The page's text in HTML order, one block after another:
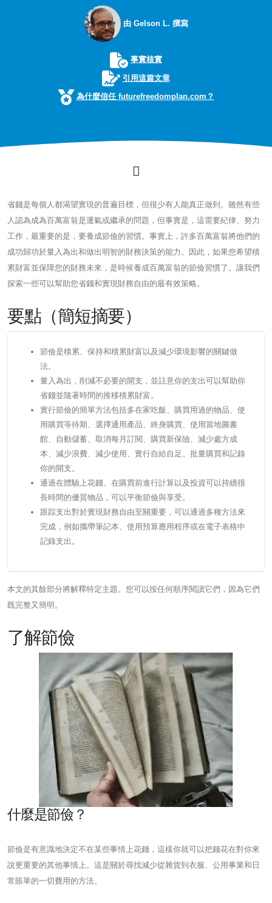
由 Gelson L. 撰寫
事實核實
引用這篇文章
為什麼信任 futurefreedomplan.com？
省錢是每個人都渴望實現的普遍目標，但很少有人能真正做到。雖然有些
人認為成為百萬富翁是運氣或繼承的問題，但事實是，這需要紀律、努力
工作，最重要的是，要養成節儉的習慣。事實上，許多百萬富翁將他們的
成功歸功於量入為出和做出明智的財務決策的能力。因此，如果您希望積
累財富並保障您的財務未來，是時候養成百萬富翁的節儉習慣了。讓我們
探索一些可以幫助您省錢和實現財務自由的最有效策略。
要點（簡短摘要）
節儉是積累、保持和積累財富以及減少環境影響的關鍵做
法。
量入為出，削減不必要的開支，並註意你的支出可以幫助你
省錢並隨著時間的推移積累財富。
實行節儉的簡單方法包括多在家吃飯、購買用過的物品、使
用購買等待期、選擇通用產品、終身購買、使用當地圖書
館、自動儲蓄、取消每月訂閱、購買新保險、減少處方成
本、減少浪費、減少使用、實行自給自足、批量購買和記錄
你的開支。
通過在體驗上花錢、在購買前進行計算以及投資可以持續很
長時間的優質物品，可以平衡節儉與享受。
跟踪支出對於實現財務自由至關重要，可以通過多種方法來
完成，例如攜帶筆記本、使用預算應用程序或在電子表格中
記錄支出。
本文的其餘部分將解釋特定主題。您可以按任何順序閱讀它們，因為它們
既完整又簡明。
了解節儉
什麼是節儉？
節儉是有意識地決定不在某些事情上花錢，這樣你就可以把錢花在對你來
說更重要的其他事情上。這是關於尋找減少從雜貨到衣服、公用事業和日
常賬單的一切費用的方法。